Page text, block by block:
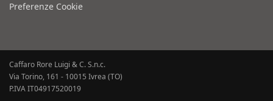
Preferenze Cookie
Caffaro Rore Luigi & C. S.n.c.
Via Torino, 161 - 10015 Ivrea (TO)
P.IVA IT04917520019